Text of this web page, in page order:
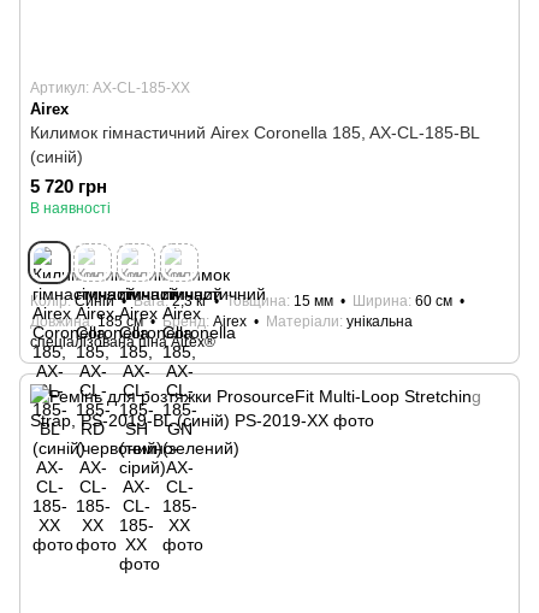
Артикул: AX-CL-185-XX
Airex
Килимок гімнастичний Airex Coronella 185, AX-CL-185-BL
(синій)
5 720 грн
В наявності
Колір Синій Вага 2,3 кг Товщина 15 мм Ширина 60 см
Довжина 185 см Бренд Airex Матеріали унікальна
спеціалізована піна Airex®